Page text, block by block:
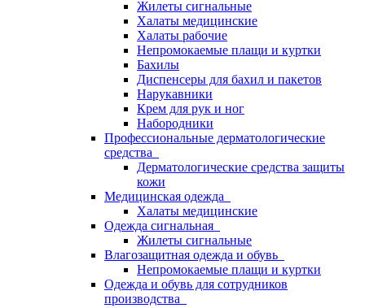
Жилеты сигнальные
Халаты медицинские
Халаты рабочие
Непромокаемые плащи и куртки
Бахилы
Диспенсеры для бахил и пакетов
Нарукавники
Крем для рук и ног
Набородники
Профессиональные дерматологические
средства
Дерматологические средства защиты
кожи
Медицинская одежда
Халаты медицинские
Одежда сигнальная
Жилеты сигнальные
Влагозащитная одежда и обувь
Непромокаемые плащи и куртки
Одежда и обувь для сотрудников
производства